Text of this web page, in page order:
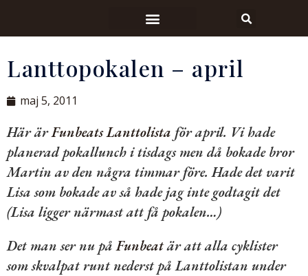
Lanttopokalen – april
maj 5, 2011
Här ärFunbeats Lanttolista för april. Vi hade
planerad pokallunch i tisdags men då bokade bror
Martin av den några timmar före. Hade det varit
Lisa som bokade av så hade jag inte godtagit det
(Lisa ligger närmast att få pokalen…)
Det man ser nu påFunbeatär att alla cyklister
som skvalpat runt nederst på Lanttolistan under